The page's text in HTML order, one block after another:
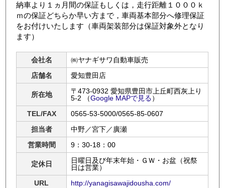
納車より１ヵ月間の保証もしくは，走行距離１０００ｋ
ｍの保証どちらか早い方まで，車両基本部分へ修理保証
をお付けいたします（車両架装部分は保証対象外となり
ます）
会社名
㈱ヤナギサワ自動車販売
店舗名
愛知豊田店
所在地
〒473-0932 愛知県豊田市上丘町西灰上り
5-2
（Google MAPで見る）
TEL/FAX
0565-53-5000/0565-85-0607
担当者
中野／宮下／廣瀬
営業時間
9：30-18：00
定休日
日曜日及び年末年始・ＧＷ・お盆（祝祭
日は営業）
URL
http://yanagisawajidousha.com/